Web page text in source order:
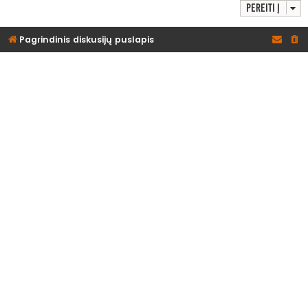
Pereiti į
Pagrindinis diskusijų puslapis